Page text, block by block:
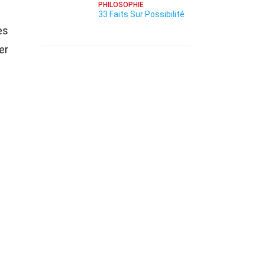
PHILOSOPHIE
33 Faits Sur Possibilité